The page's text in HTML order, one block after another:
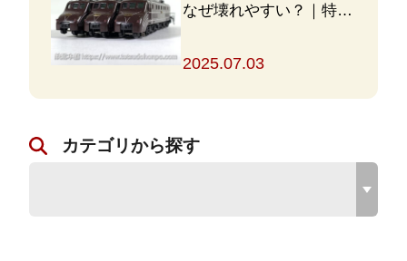
なぜ壊れやすい？｜特徴
2025.07.03
カテゴリから探す